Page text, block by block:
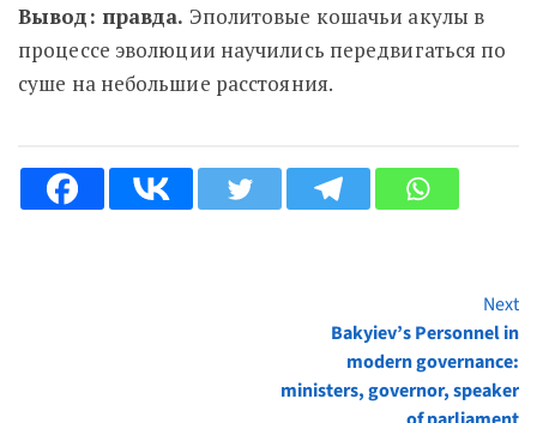
Вывод: правда. Эполитовые кошачьи акулы в
процессе эволюции научились передвигаться по
суше на небольшие расстояния.
Next
Bakyiev’s Personnel in
modern governance:
ministers, governor, speaker